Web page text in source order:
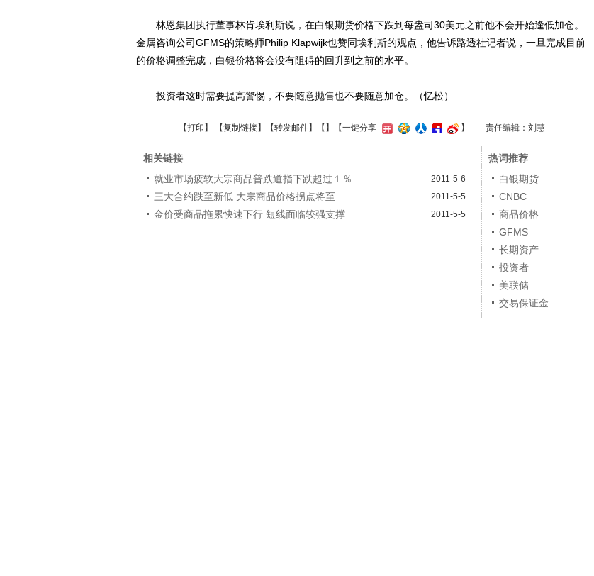
林恩集团执行董事林肯埃利斯说，在白银期货价格下跌到每盎司30美元之前他不会开始逢低加仓。
金属咨询公司GFMS的策略师Philip Klapwijk也赞同埃利斯的观点，他告诉路透社记者说，一旦完成目前
的价格调整完成，白银价格将会没有阻碍的回升到之前的水平。
投资者这时需要提高警惕，不要随意抛售也不要随意加仓。（忆松）
【打印 】 【复制链接】【转发邮件】【 】 【一键分享 】 责任编辑：刘慧
相关链接
就业市场疲软大宗商品普跌道指下跌超过１％
2011-5-6
三大合约跌至新低 大宗商品价格拐点将至 2011-5-5
金价受商品拖累快速下行 短线面临较强支撑 2011-5-5
热词推荐
白银期货
CNBC
商品价格
GFMS
长期资产
投资者
美联储
交易保证金